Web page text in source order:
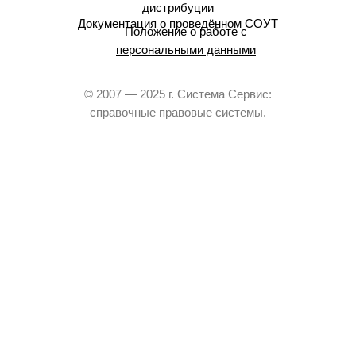
дистрибуции
Документация о проведённом СОУТ
Положение о работе с
персональными данными
© 2007 — 2025 г. Система Сервис:
справочные правовые системы.